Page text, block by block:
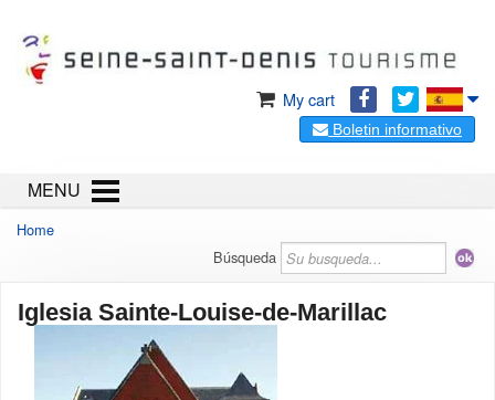
My cart
Boletin informativo
MENU
Home
Búsqueda
Iglesia Sainte-Louise-de-Marillac